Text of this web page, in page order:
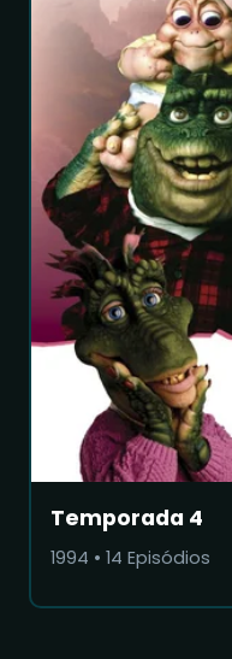
Temporada 4
1994 • 14 Episódios